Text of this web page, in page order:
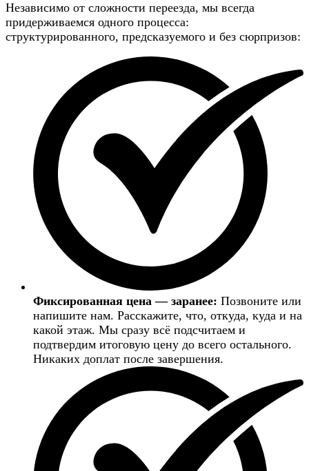
Независимо от сложности переезда, мы всегда
придерживаемся одного процесса:
структурированного, предсказуемого и без сюрпризов:
Фиксированная цена — заранее: Позвоните или
напишите нам. Расскажите, что, откуда, куда и на
какой этаж. Мы сразу всё подсчитаем и
подтвердим итоговую цену до всего остального.
Никаких доплат после завершения.